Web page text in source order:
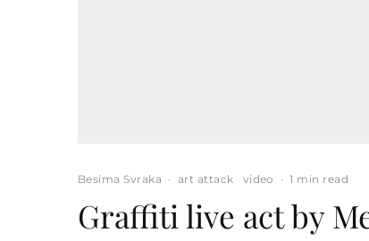
Besima Svraka · art attack video · 1 min read
Graffiti live act by